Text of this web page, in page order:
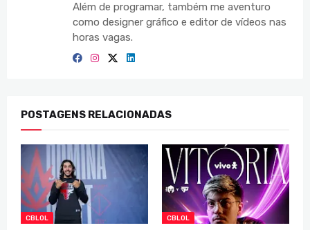
Além de programar, também me aventuro
como designer gráfico e editor de vídeos nas
horas vagas.
POSTAGENS RELACIONADAS
CBLOL CBLOL